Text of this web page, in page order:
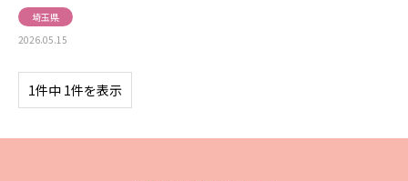
埼玉県
2026.05.15
1件中 1件を表示